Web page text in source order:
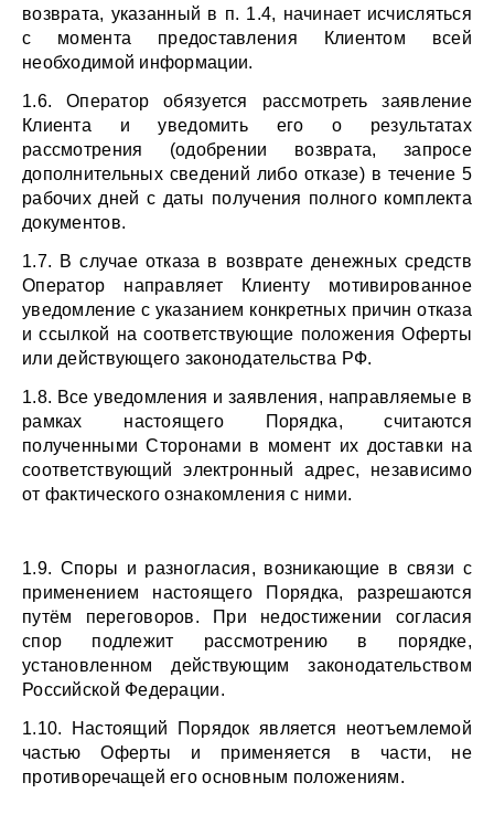
возврата, указанный в п. 1.4, начинает исчисляться
с момента предоставления Клиентом всей
необходимой информации.
1.6. Оператор обязуется рассмотреть заявление
Клиента и уведомить его о результатах
рассмотрения (одобрении возврата, запросе
дополнительных сведений либо отказе) в течение 5
рабочих дней с даты получения полного комплекта
документов.
1.7. В случае отказа в возврате денежных средств
Оператор направляет Клиенту мотивированное
уведомление с указанием конкретных причин отказа
и ссылкой на соответствующие положения Оферты
или действующего законодательства РФ.
1.8. Все уведомления и заявления, направляемые в
рамках настоящего Порядка, считаются
полученными Сторонами в момент их доставки на
соответствующий электронный адрес, независимо
от фактического ознакомления с ними.
1.9. Споры и разногласия, возникающие в связи с
применением настоящего Порядка, разрешаются
путём переговоров. При недостижении согласия
спор подлежит рассмотрению в порядке,
установленном действующим законодательством
Российской Федерации.
1.10. Настоящий Порядок является неотъемлемой
частью Оферты и применяется в части, не
противоречащей его основным положениям.